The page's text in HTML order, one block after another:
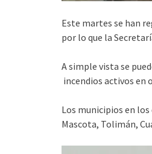
Este martes se han
por lo que la
A simple vista se
incendios activos en
Los municipios en
Mascota, Tolimán,